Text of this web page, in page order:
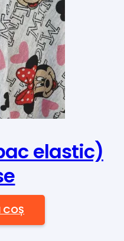
elastic)
COȘ